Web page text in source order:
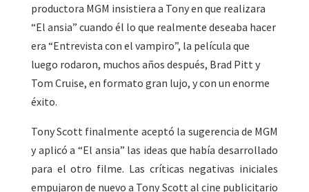
productora MGM insistiera a Tony en que realizara
“El ansia” cuando él lo que realmente deseaba hacer
era “Entrevista con el vampiro”, la película que
luego rodaron, muchos años después, Brad Pitt y
Tom Cruise, en formato gran lujo, y con un enorme
éxito.
Tony Scott finalmente aceptó la sugerencia de MGM
y aplicó a “El ansia” las ideas que había desarrollado
para el otro filme. Las críticas negativas iniciales
empujaron de nuevo a Tony Scott al cine publicitario